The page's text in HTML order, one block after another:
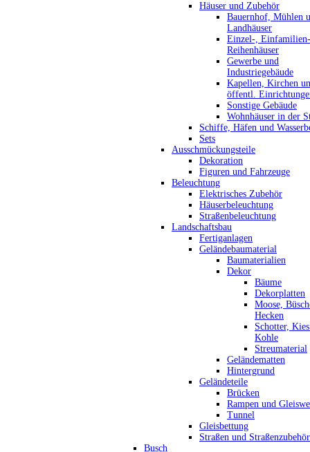
Häuser und Zubehör
Bauernhof, Mühlen
Landhäuser
Einzel-,
Reihenhäuser
Gewerbe und
Industriegebäude
Kapellen, Kirchen
öffentl.
Sonstige Gebäude
Wohnhäuser in der
Schiffe, Häfen und
Sets
Ausschmückungsteile
Dekoration
Figuren und Fahrzeuge
Beleuchtung
Elektrisches Zubehör
Häuserbeleuchtung
Straßenbeleuchtung
Landschaftsbau
Fertiganlagen
Geländebaumaterial
Baumaterialien
Dekor
Bäume
Dekorplatten
Moose,
Hecken
Schotter,
Kohle
Streumaterial
Geländematten
Hintergrund
Geländeteile
Brücken
Rampen und
Tunnel
Gleisbettung
Straßen und Straßenzubehör
Busch